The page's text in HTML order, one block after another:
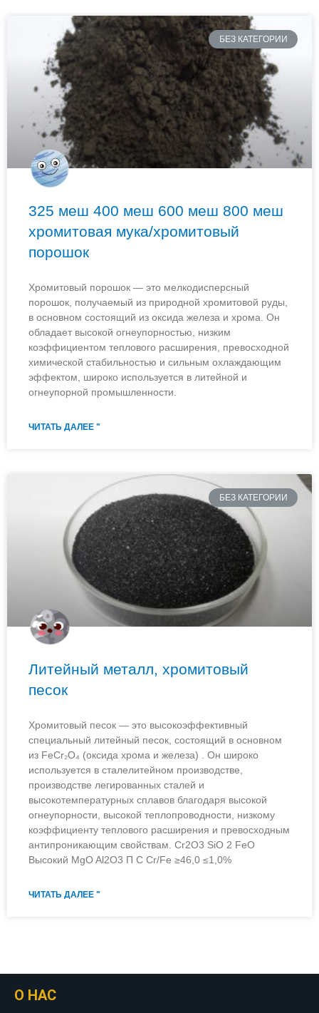
БЕЗ КАТЕГОРИИ
325 меш 400 меш 600 меш 800 меш
хромитовая мука/хромитовый
порошок
Хромитовый порошок — это мелкодисперсный
порошок, получаемый из природной хромитовой руды,
в основном состоящий из оксида железа и хрома. Он
обладает высокой огнеупорностью, низким
коэффициентом теплового расширения, превосходной
химической стабильностью и сильным охлаждающим
эффектом, широко используется в литейной и
огнеупорной промышленности.
ЧИТАТЬ ДАЛЕЕ "
БЕЗ КАТЕГОРИИ
Литейный металл, хромитовый
песок
Хромитовый песок — это высокоэффективный
специальный литейный песок, состоящий в основном
из FeCr₂O₄ (оксида хрома и железа) . Он широко
используется в сталелитейном производстве,
производстве легированных сталей и
высокотемпературных сплавов благодаря высокой
огнеупорности, высокой теплопроводности, низкому
коэффициенту теплового расширения и превосходным
антипроникающим свойствам. Cr2O3 SiO 2 FeO
Высокий MgO Al2O3 П С Cr/Fe ≥46,0 ≤1,0%
ЧИТАТЬ ДАЛЕЕ "
О НАС